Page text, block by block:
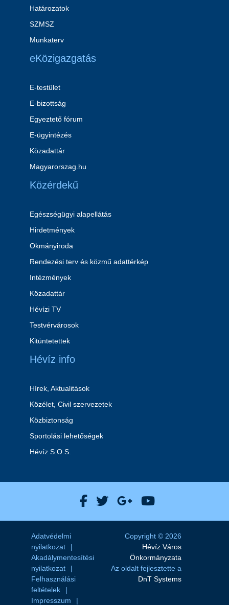
Határozatok
SZMSZ
Munkaterv
eKözigazgatás
E-testület
E-bizottság
Egyeztető fórum
E-ügyintézés
Közadattár
Magyarorszag.hu
Közérdekű
Egészségügyi alapellátás
Hirdetmények
Okmányiroda
Rendezési terv és közmű adattérkép
Intézmények
Közadattár
Hévízi TV
Testvérvárosok
Kitüntetettek
Hévíz info
Hírek, Aktualitások
Közélet, Civil szervezetek
Közbiztonság
Sportolási lehetőségek
Hévíz S.O.S.
Hévíz Város Facebook
Hévíz Város X
Hévíz Város
Hévíz Város
Adatvédelmi
nyilatkozat
Akadálymentesítési
nyilatkozat
Felhasználási
feltételek
Impresszum
Copyright © 2026
Hévíz Város
Önkormányzata
Az oldalt fejlesztette a
DnT Systems